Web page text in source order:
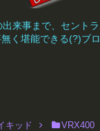
来事まで、セント
く堪能できる(?)ブロ
キッド VRX400